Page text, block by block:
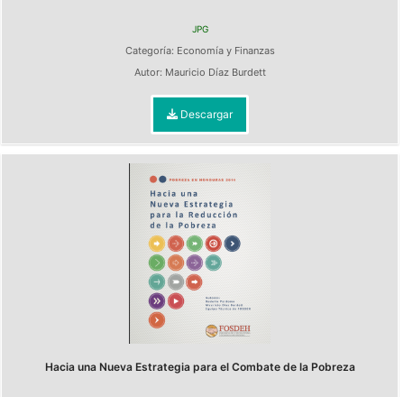
JPG
Categoría: Economía y Finanzas
Autor: Mauricio Díaz Burdett
Descargar
Hacia una Nueva Estrategia para el Combate de la Pobreza